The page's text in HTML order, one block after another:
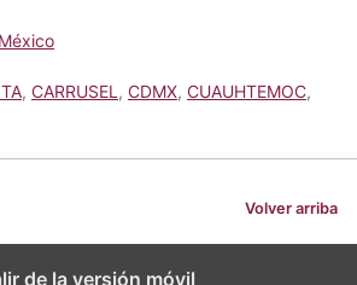
, CARRUSEL , CDMX, CUAUHTEMOC,
Volver arriba
de la versión móvil